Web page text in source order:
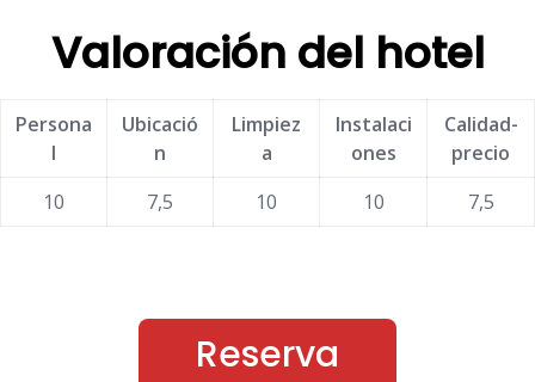
Valoración del hotel
Persona
l
Ubicació
n
Limpiez
a
Instalaci
ones
Calidad-
precio
10
7,5 10 10 7,5
Reserva